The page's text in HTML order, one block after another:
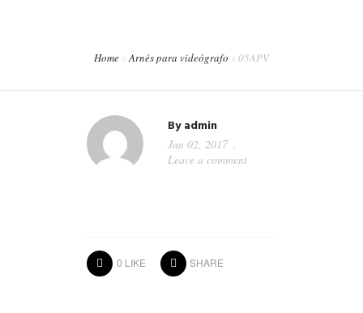
Home Arnés para videógrafo 05APV
Byadmin
Jun 02, 2017
Leave a comment
0 LIKE SHARE